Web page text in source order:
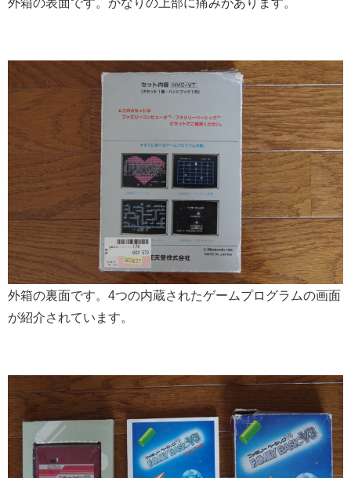
外箱の裏面です。4つの内蔵されたゲームプログラムの画面
が紹介されています。